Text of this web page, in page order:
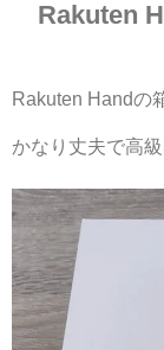
Rakuten
Rakuten Handの
かなり丈夫で高